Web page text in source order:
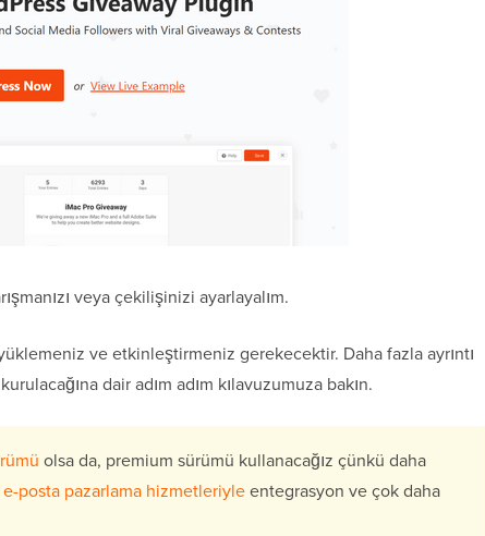
veya çekilişinizi ayarlayalım.
ve etkinleştirmeniz gerekecektir. Daha fazla ayrıntı
dair adım adım kılavuzumuza bakın.
olsa da, premium sürümü kullanacağız çünkü daha
posta pazarlama hizmetleriyleentegrasyon ve çok daha